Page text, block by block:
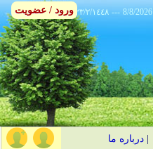
٢٣/٢/١٤٤٨ --- 8/8/2026
|درباره ما
ورود / عضویت